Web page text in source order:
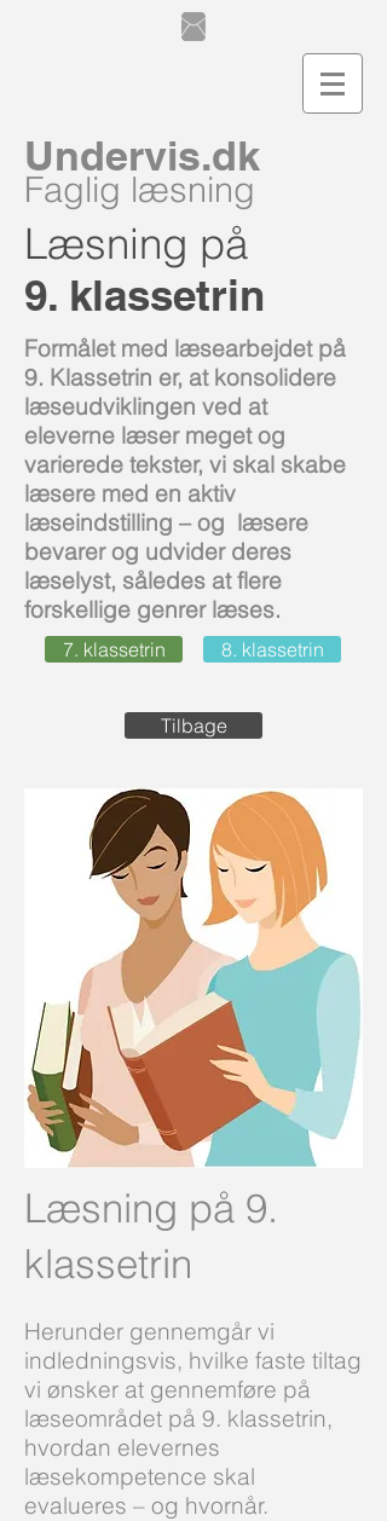
Læsning på
9. klassetrin
Formålet med læsearbejdet på
9. Klassetrin er, at konsolidere
læseudviklingen ved at
eleverne læser meget og
varierede tekster, vi skal skabe
læsere med en aktiv
læseindstilling – og læsere
bevarer og udvider deres
læselyst, således at flere
forskellige genrer læses.
7. klassetrin 8. klassetrin
Tilbage
Læsning på 9.
klassetrin
Herunder gennemgår vi
indledningsvis, hvilke faste tiltag
vi ønsker at gennemføre på
læseområdet på 9. klassetrin,
hvordan elevernes
læsekompetence skal
evalueres – og hvornår.
Undervis.dk
Faglig læsning